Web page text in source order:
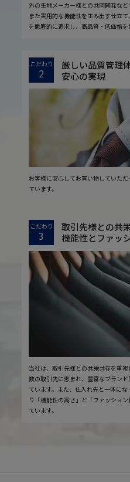
外の生地メーカー様との共同開発な
また実用的な機能性を生み出す仕立
を徹底的に追求し、高品質・低価格
こだわり
2
厳しい品質管理
安心の実現
お客様に安心してお買い物していた
ています。
こだわり
3
取引先様との共
機能性とファッ
当社は、取引先様との共栄共存を重
数の取引先に恵まれ、豊富なブラン
ています。また、仕入れ先と一体に
り「機能性の高さ」と「ファッショ
ています。